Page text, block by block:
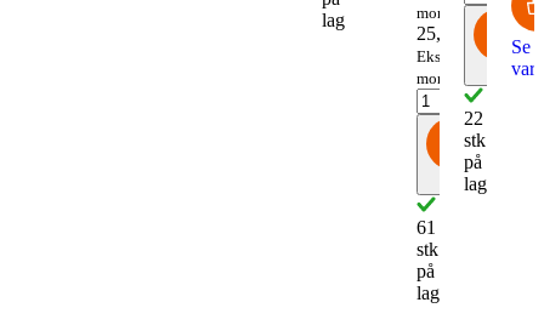
lager
moms
25,
Ekskl.
moms
Køb
61
stk
på
lager
Køb
22
stk
på
lager
Se